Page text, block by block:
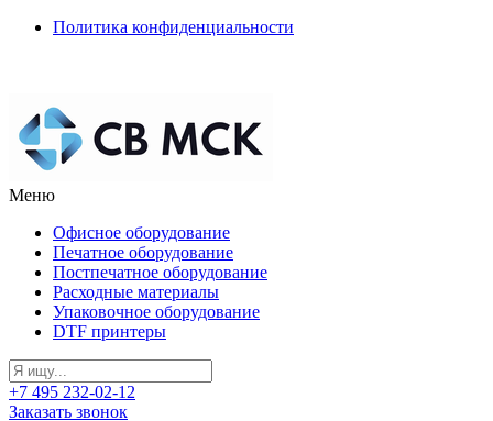
Политика конфиденциальности
Меню
Офисное оборудование
Печатное оборудование
Постпечатное оборудование
Расходные материалы
Упаковочное оборудование
DTF принтеры
+7 495 232-02-12
Заказать звонок